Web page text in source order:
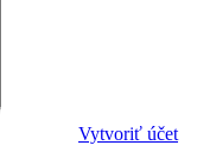
Vytvoriť účet